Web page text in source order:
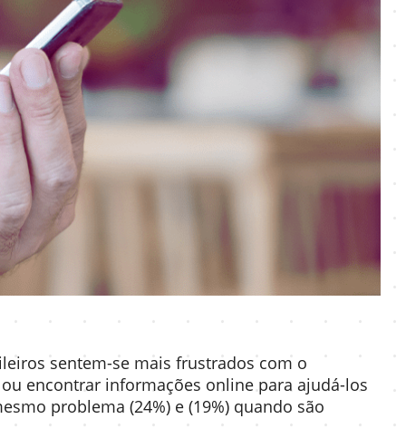
sentem-se mais frustrados com o
encontrar informações online para ajudá-los
problema (24%) e (19%) quando são